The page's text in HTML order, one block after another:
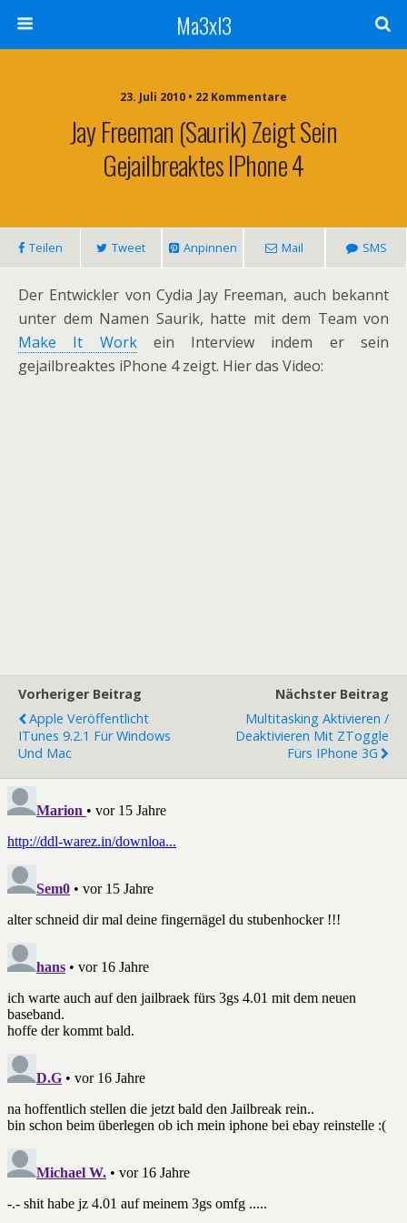
Ma3xl3
23. Juli 2010 • 22 Kommentare
Jay Freeman (Saurik) Zeigt Sein
Gejailbreaktes IPhone 4
Teilen Tweet Anpinnen Mail SMS
Der Entwickler von Cydia Jay Freeman, auch bekannt
unter dem Namen Saurik, hatte mit dem Team von
Make It Workein Interview indem er sein
gejailbreaktes iPhone 4 zeigt. Hier das Video:
Vorheriger Beitrag
Apple Veröffentlicht
ITunes 9.2.1 Für Windows
Und Mac
Nächster Beitrag
Multitasking Aktivieren /
Deaktivieren Mit ZToggle
Fürs IPhone 3G